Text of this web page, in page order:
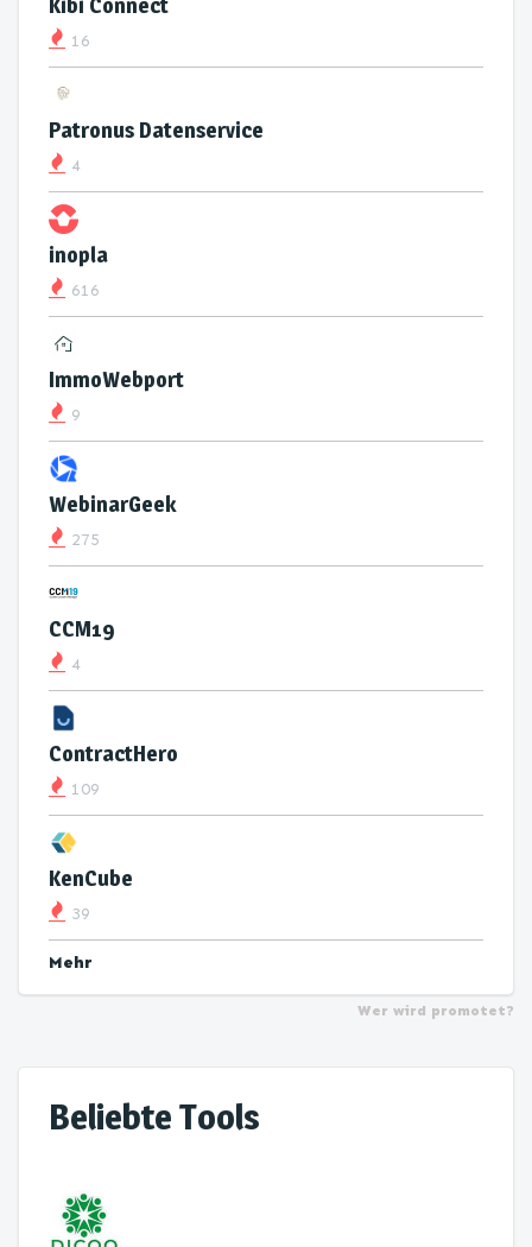
Kibi Connect
16
Patronus Datenservice
4
inopla
616
ImmoWebport
9
WebinarGeek
275
CCM19
4
ContractHero
109
KenCube
39
Mehr
Wer wird promotet?
Beliebte Tools